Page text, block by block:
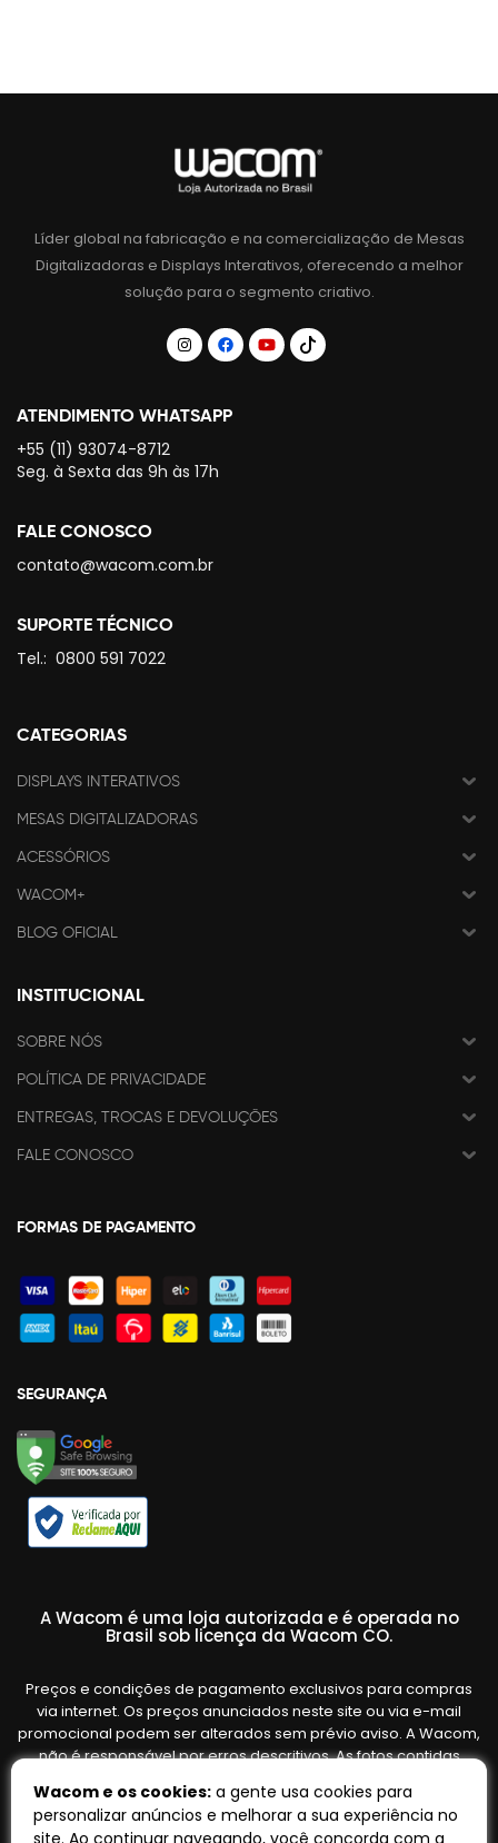
Líder global na fabricação e na comercialização de Mesas
Digitalizadoras e Displays Interativos, oferecendo a melhor
solução para o segmento criativo.
ATENDIMENTO WHATSAPP
+55 (11) 93074-8712
Seg. à Sexta das 9h às 17h
FALE CONOSCO
contato@wacom.com.br
SUPORTE TÉCNICO
Tel.: 0800 591 7022
CATEGORIAS
DISPLAYS INTERATIVOS
MESAS DIGITALIZADORAS
ACESSÓRIOS
WACOM+
BLOG OFICIAL
INSTITUCIONAL
SOBRE NÓS
POLÍTICA DE PRIVACIDADE
ENTREGAS, TROCAS E DEVOLUÇÕES
FALE CONOSCO
FORMAS DE PAGAMENTO
SEGURANÇA
A Wacom é uma loja autorizada e é operada no
Brasil sob licença da Wacom CO.
Preços e condições de pagamento exclusivos para compras
via internet. Os preços anunciados neste site ou via e-mail
promocional podem ser alterados sem prévio aviso. A Wacom,
não é responsável por erros descritivos. As fotos contidas
variar de acordo com o fornecedor/lote do fabricante. Ofertas
válidas até o término de nossos estoques. Vendas sujeitas à
Wacom e os cookies: a gente usa cookies para
personalizar anúncios e melhorar a sua experiência no
site. Ao continuar navegando, você concorda com a